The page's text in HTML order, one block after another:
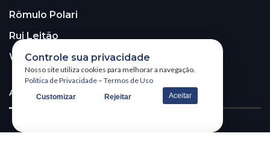
Rômulo Polari
Rui Leitão
Walter Santos
ASSINE A NOSSA NEWSLETTER!
Controle sua privacidade
Nosso site utiliza cookies para melhorar a navegação.
Política de Privacidade – Termos de Uso
Customizar Rejeitar Aceitar